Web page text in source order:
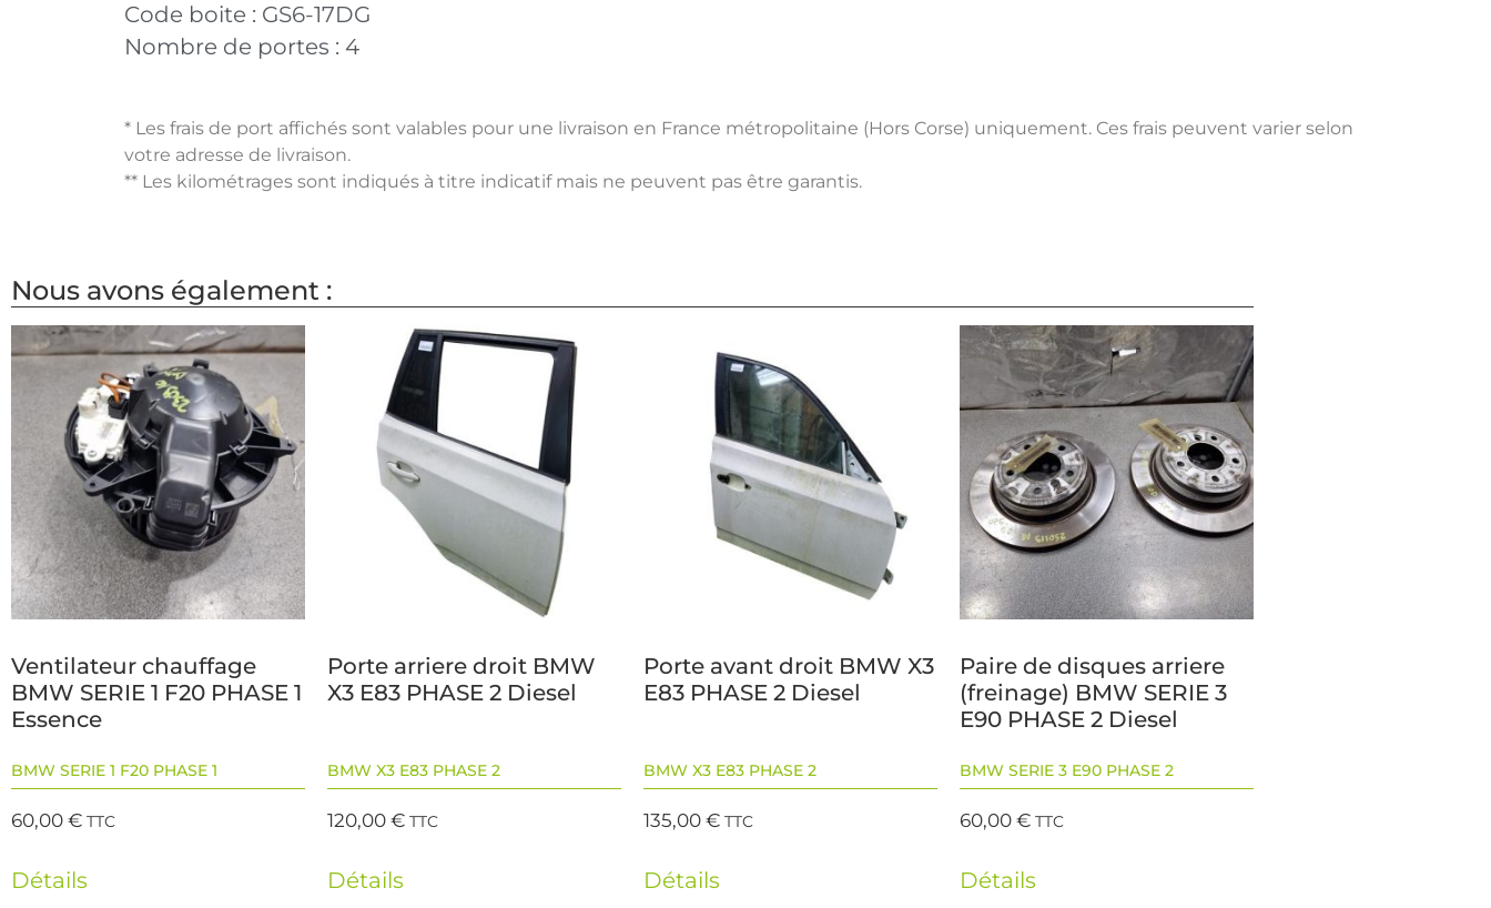
Code boite : GS6-17DG
Nombre de portes : 4
* Les frais de port affichés sont valables pour une livraison en France métropolitaine (Hors Corse) uniquement. Ces frais peuvent varier selon
votre adresse de livraison.
** Les kilométrages sont indiqués à titre indicatif mais ne peuvent pas être garantis.
Nous avons également :
Ventilateur chauffage
BMW SERIE 1 F20 PHASE 1
Essence
BMW SERIE 1 F20 PHASE 1
60,00€ TTC
Détails
Porte arriere droit BMW
X3 E83 PHASE 2 Diesel
BMW X3 E83 PHASE 2
120,00€ TTC
Détails
Porte avant droit BMW X3
E83 PHASE 2 Diesel
BMW X3 E83 PHASE 2
135,00€ TTC
Détails
Paire de disques arriere
(freinage) BMW SERIE 3
E90 PHASE 2 Diesel
BMW SERIE 3 E90 PHASE 2
60,00€ TTC
Détails